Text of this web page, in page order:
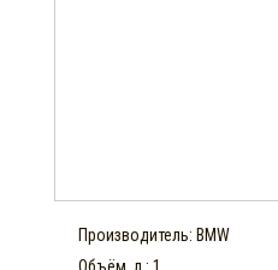
Производитель: BMW